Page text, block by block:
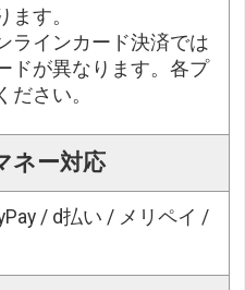
ます。
ラインカード決済では
ドが異なります。各プ
ださい。
ネー対応
/ d払い / メリペイ /